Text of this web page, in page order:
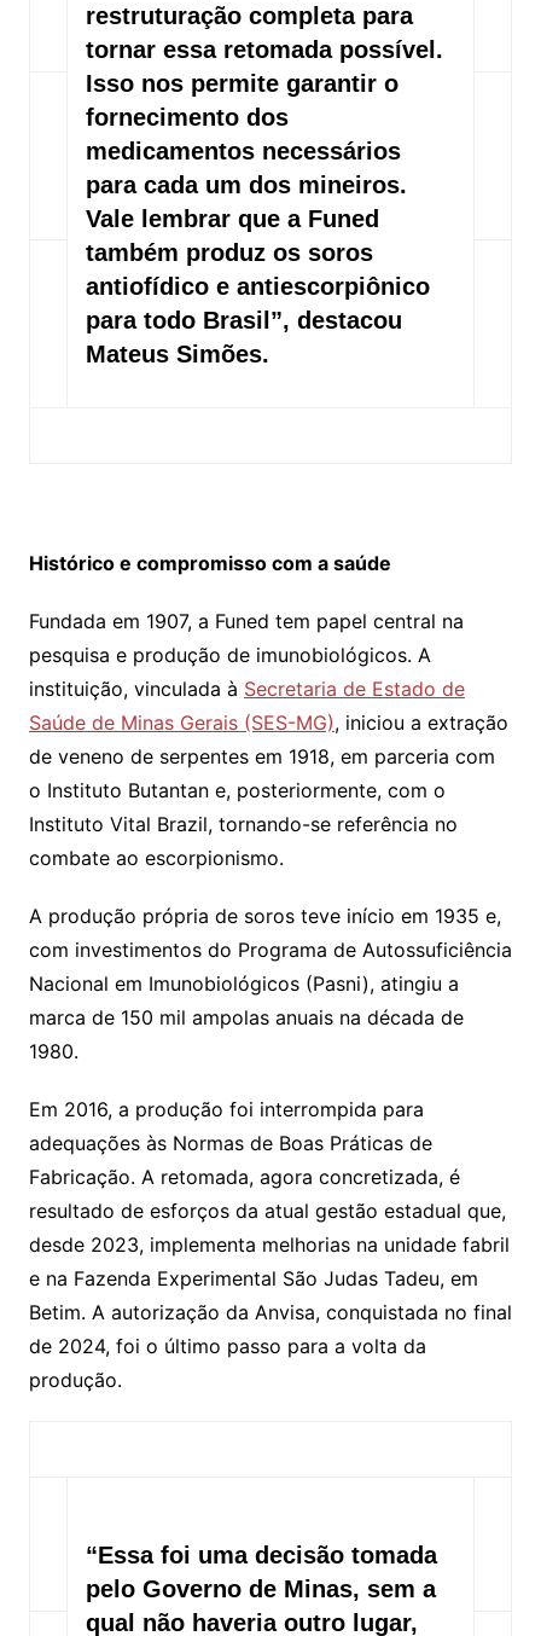
restruturação completa para
tornar essa retomada possível.
Isso nos permite garantir o
fornecimento dos
medicamentos necessários
para cada um dos mineiros.
Vale lembrar que a Funed
também produz os soros
antiofídico e antiescorpiônico
para todo Brasil”, destacou
Mateus Simões.
Histórico e compromisso com a saúde
Fundada em 1907, a Funed tem papel central na
pesquisa e produção de imunobiológicos. A
instituição, vinculada à Secretaria de Estado de
Saúde de Minas Gerais (SES-MG), iniciou a extração
de veneno de serpentes em 1918, em parceria com
o Instituto Butantan e, posteriormente, com o
Instituto Vital Brazil, tornando-se referência no
combate ao escorpionismo.
A produção própria de soros teve início em 1935 e,
com investimentos do Programa de Autossuficiência
Nacional em Imunobiológicos (Pasni), atingiu a
marca de 150 mil ampolas anuais na década de
1980.
Em 2016, a produção foi interrompida para
adequações às Normas de Boas Práticas de
Fabricação. A retomada, agora concretizada, é
resultado de esforços da atual gestão estadual que,
desde 2023, implementa melhorias na unidade fabril
e na Fazenda Experimental São Judas Tadeu, em
Betim. A autorização da Anvisa, conquistada no final
de 2024, foi o último passo para a volta da
produção.
“Essa foi uma decisão tomada
pelo Governo de Minas, sem a
qual não haveria outro lugar,